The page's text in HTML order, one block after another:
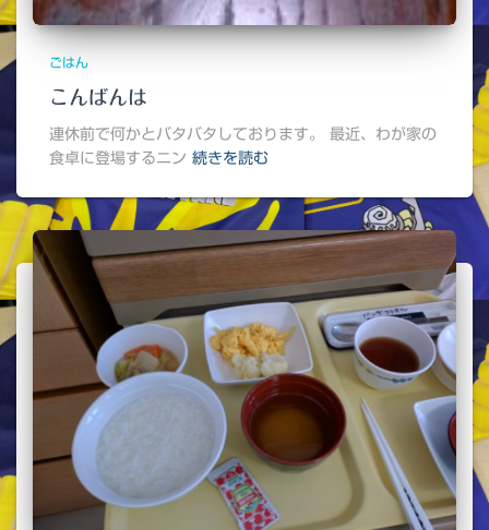
ごはん
こんばんは
連休前で何かとバタバタしております。 最近、わが家の
食卓に登場するニン 続きを読む